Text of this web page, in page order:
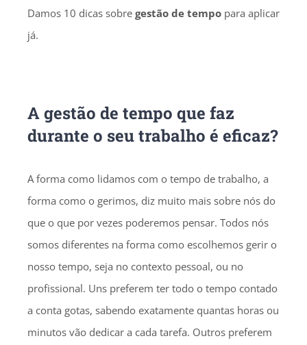
Damos 10 dicas sobre gestão de tempo para aplicar
já.
A gestão de tempo que faz
durante o seu trabalho é eficaz?
A forma como lidamos com o tempo de trabalho, a
forma como o gerimos, diz muito mais sobre nós do
que o que por vezes poderemos pensar. Todos nós
somos diferentes na forma como escolhemos gerir o
nosso tempo, seja no contexto pessoal, ou no
profissional. Uns preferem ter todo o tempo contado
a conta gotas, sabendo exatamente quantas horas ou
minutos vão dedicar a cada tarefa. Outros preferem